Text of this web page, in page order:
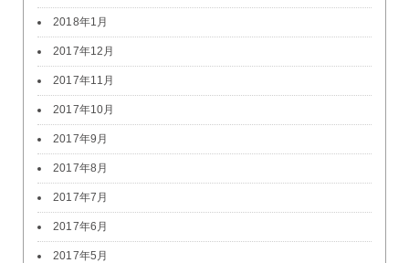
2018年1月
2017年12月
2017年11月
2017年10月
2017年9月
2017年8月
2017年7月
2017年6月
2017年5月